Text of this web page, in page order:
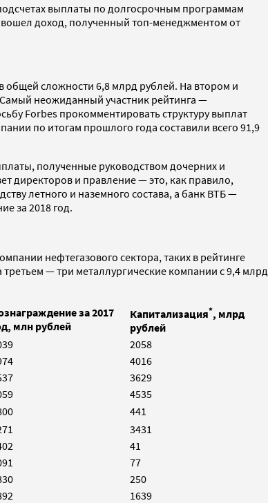
выплаты по долгосрочным программам
вошел доход, полученный топ-менеджментом от
общей сложности 6,8 млрд рублей. На втором и
неожиданный участник рейтинга —
Forbes прокомментировать структуру выплат
по итогам прошлого года составили всего 91,9
полученные руководством дочерних и
директоров и правление — это, как правило,
летного и наземного состава, а банк ВТБ —
за 2018 год.
нефтегазового сектора, таких в рейтинге
— три металлургические компании с 9,4 млрд
за 2017
млн рублей
Капитализация*, млрд
рублей
2058
4016
3629
4535
441
3431
41
77
250
1639